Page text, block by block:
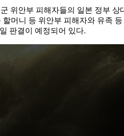
위안부 피해자들의 일본 정부
머니 등 위안부 피해자와 유족
판결이 예정되어 있다.